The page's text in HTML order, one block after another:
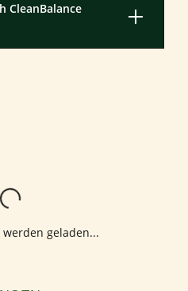
CleanBalance
Lädt...
geladen...